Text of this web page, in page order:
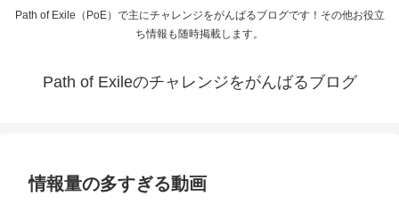
Path of Exile（PoE）で主にチャレンジをがんばるブログです！その他お役立
ち情報も随時掲載します。
Path of Exileのチャレンジをがんばるブログ
情報量の多すぎる動画